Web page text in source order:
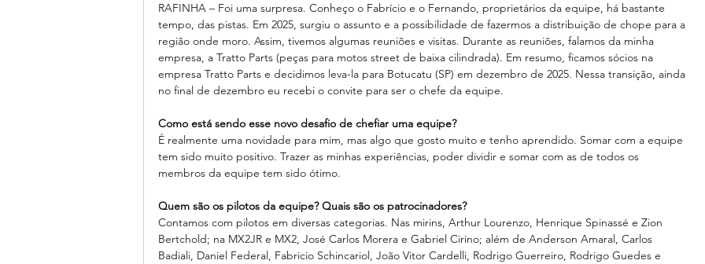
RAFINHA – Foi uma surpresa. Conheço o Fabrício e o Fernando, proprietários da equipe, há bastante
tempo, das pistas. Em 2025, surgiu o assunto e a possibilidade de fazermos a distribuição de chope para a
região onde moro. Assim, tivemos algumas reuniões e visitas. Durante as reuniões, falamos da minha
empresa, a Tratto Parts (peças para motos street de baixa cilindrada). Em resumo, ficamos sócios na
empresa Tratto Parts e decidimos leva-la para Botucatu (SP) em dezembro de 2025. Nessa transição, ainda
no final de dezembro eu recebi o convite para ser o chefe da equipe.
Como está sendo esse novo desafio de chefiar uma equipe?
É realmente uma novidade para mim, mas algo que gosto muito e tenho aprendido. Somar com a equipe
tem sido muito positivo. Trazer as minhas experiências, poder dividir e somar com as de todos os
membros da equipe tem sido ótimo.
Quem são os pilotos da equipe? Quais são os patrocinadores?
Contamos com pilotos em diversas categorias. Nas mirins, Arthur Lourenzo, Henrique Spinassé e Zion
Bertchold; na MX2JR e MX2, José Carlos Morera e Gabriel Cirino; além de Anderson Amaral, Carlos
Badiali, Daniel Federal, Fabricio Schincariol, João Vitor Cardelli, Rodrigo Guerreiro, Rodrigo Guedes e